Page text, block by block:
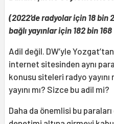
(2022’de radyolar için 18 bin
bağlı yayınlar için 182 bin
Adil değil. DW’yle
internet sitesinden aynı
konusu siteleri radyo
yayını mı? Sizce bu adil mi?
Daha da önemlisi bu